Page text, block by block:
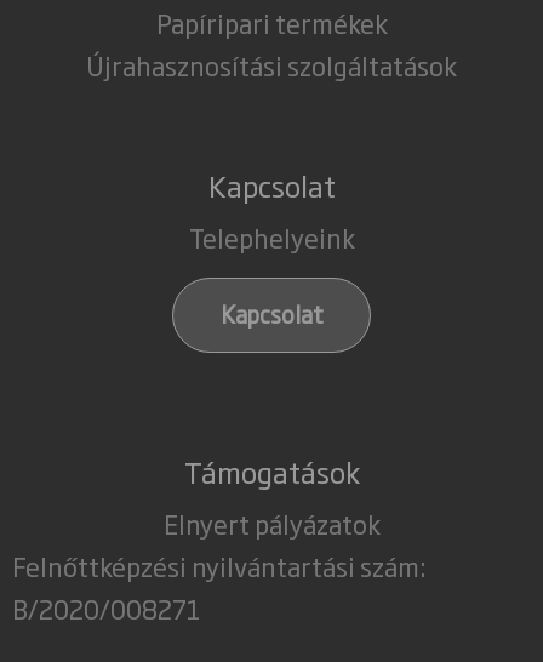
Papíripari termékek
Újrahasznosítási szolgáltatások
Kapcsolat
Telephelyeink
Kapcsolat
Támogatások
Elnyert pályázatok
Felnőttképzési nyilvántartási szám:
B/2020/008271